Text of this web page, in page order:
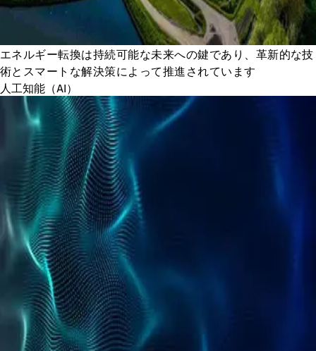
エネルギー転換は持続可能な未来への鍵であり、革新的な技
術とスマートな解決策によって推進されています
人工知能（AI）